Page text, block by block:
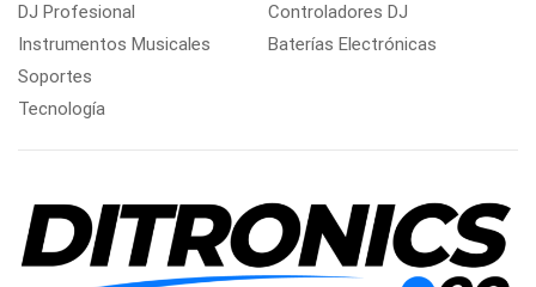
DJ Profesional
Instrumentos Musicales
Soportes
Tecnología
Controladores DJ
Baterías Electrónicas